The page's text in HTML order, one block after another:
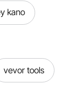
kano
vevor tools